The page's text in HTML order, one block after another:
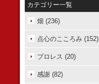
カテゴリー一覧
畑 (236)
点心のこころみ (152)
プロレス (20)
感謝 (82)